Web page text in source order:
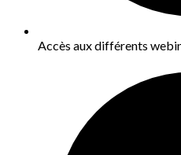
Accès aux différents